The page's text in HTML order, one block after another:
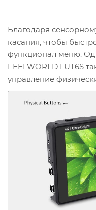
Благодаря
касания, чтобы
функционал меню.
FEELWORLD LUT6S
управление
если вы хотите
помощью нажатий
FEELWORLD
избежания
испытываете
просто
поможет выключить
нажатия. Таким
FEELWORLD LUT6S
функциональным, и